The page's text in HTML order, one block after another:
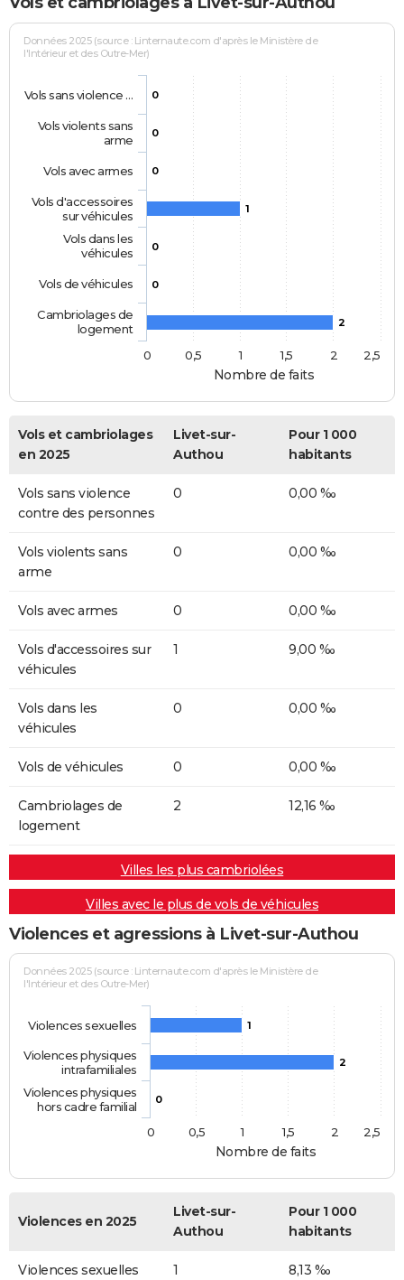
Nombre de faits
Données 2025 (source : Linternaute.com d'après le Ministère de
l'Intérieur et des Outre-Mer)
0
0
0
1
0
0
2
Vols sans violence …
Vols violents sans
arme
Vols avec armes
Vols d'accessoires
sur véhicules
Vols dans les
véhicules
Vols de véhicules
Cambriolages de
logement
0
0,5 1 1,5 2 2,5
Vols et cambriolages
en 2025
Livet-sur-
Authou
Pour 1 000
habitants
Vols sans violence
contre des personnes
0 0,00 ‰
Vols violents sans
arme
0 0,00 ‰
Vols avec armes 0 0,00 ‰
Vols d'accessoires sur
véhicules
1 9,00 ‰
Vols dans les
véhicules
0 0,00 ‰
Vols de véhicules 0 0,00 ‰
Cambriolages de
logement
2 12,16 ‰
Villes les plus cambriolées
Villes avec le plus de vols de véhicules
Violences et agressions à Livet-sur-Authou
Nombre de faits
Données 2025 (source : Linternaute.com d'après le Ministère de
l'Intérieur et des Outre-Mer)
1
2
0
Violences sexuelles
Violences physiques
intrafamiliales
Violences physiques
hors cadre familial
0
0,5 1 1,5 2 2,5
Violences en 2025
Livet-sur-
Authou
Pour 1 000
habitants
Violences sexuelles 1 8,13 ‰